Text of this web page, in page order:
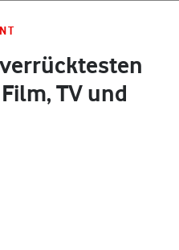
TV und